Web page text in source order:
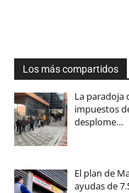
Los más compartidos
La paradoja
impuestos
desplome…
El plan de
ayudas de